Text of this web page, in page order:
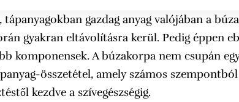
tápanyagokban gazdag anyag valójában a
gyakran eltávolításra kerül. Pedig éppen
komponensek. A búzakorpa nem csupán
összetétel, amely számos
kezdve a szívegészségig.